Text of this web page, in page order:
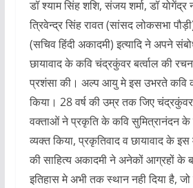
डॉ श्याम सिंह शशि, संजय शर्मा, डॉ योगेंद्र
त्रिवेन्द्र सिंह रावत (सांसद लोकसभा
(सचिव हिंदी अकादमी) इत्यादि ने अपने
छायावाद के कवि चंद्रकुंवर बर्त्वाल की
प्रशंसा की। अल्प आयु मे इस उभरते कवि
किया। 28 वर्ष की उम्र तक जिए चंद्रकुंवर
वक्ताओं ने प्रकृति के कवि सुमित्रानंदन के
व्यक्त किया, प्रकृतिवाद व छायावाद के
की साहित्य अकादमी ने अनेकों आग्रहों के
इतिहास मे अभी तक स्थान नही दिया है, जो